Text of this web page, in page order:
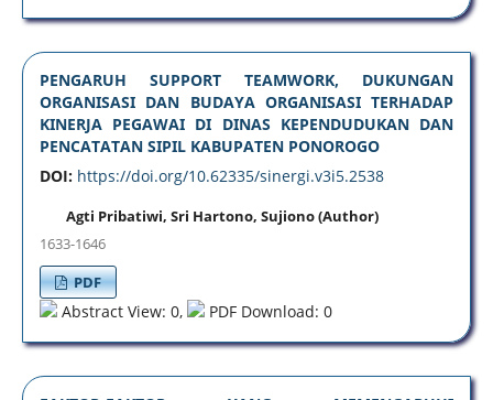
PENGARUH SUPPORT TEAMWORK, DUKUNGAN
ORGANISASI DAN BUDAYA ORGANISASI TERHADAP
KINERJA PEGAWAI DI DINAS KEPENDUDUKAN DAN
PENCATATAN SIPIL KABUPATEN PONOROGO
DOI: https://doi.org/10.62335/sinergi.v3i5.2538
Agti Pribatiwi, Sri Hartono, Sujiono (Author)
1633-1646
PDF
Abstract View: 0, PDF Download: 0